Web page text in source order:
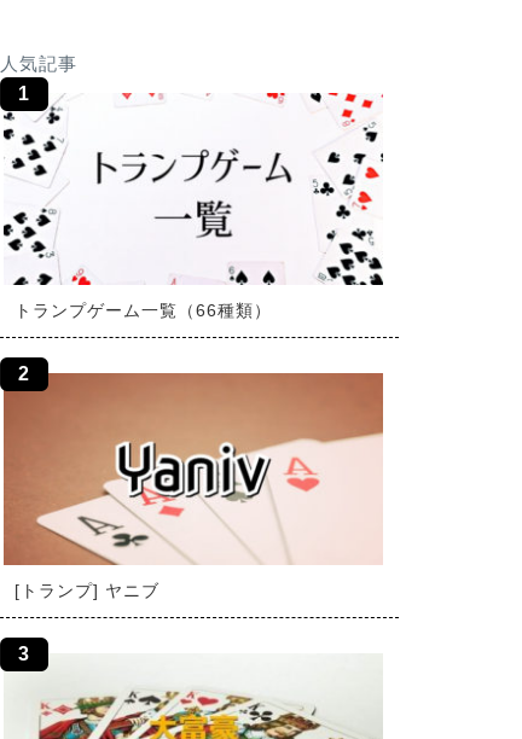
人気記事
トランプゲーム一覧（66種類）
[トランプ] ヤニブ